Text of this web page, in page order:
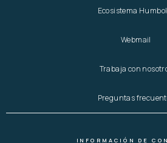
Ecosistema
Webmail
Trabaja con
Preguntas
INFORMACIÓN DE